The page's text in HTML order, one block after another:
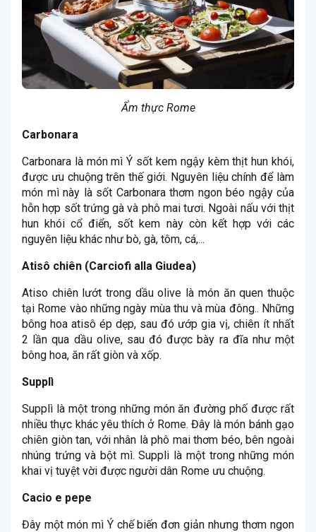
Ẩm thực Rome
Carbonara
Carbonara là món mì Ý sốt kem ngậy kèm thịt hun khói,
được ưu chuộng trên thế giới. Nguyên liệu chính để làm
món mì này là sốt Carbonara thơm ngon béo ngậy của
hỗn hợp sốt trứng gà và phô mai tươi. Ngoài nấu với thịt
hun khói cổ điển, sốt kem này còn kết hợp với các
nguyên liệu khác như bò, gà, tôm, cá,...
Atisô chiên (Carciofi alla Giudea)
Atiso chiên lướt trong dầu olive là món ăn quen thuộc
tại Rome vào những ngày mùa thu và mùa đông.. Những
bông hoa atisô ép dẹp, sau đó ướp gia vị, chiên ít nhất
2 lần qua dầu olive, sau đó được bày ra đĩa như một
bông hoa, ăn rất giòn và xốp.
Supplì
Supplì là một trong những món ăn đường phố được rất
nhiều thực khác yêu thích ở Rome. Đây là món bánh gạo
chiên giòn tan, với nhân là phô mai thơm béo, bên ngoài
nhúng trứng và bột mì. Suppli là một trong những món
khai vị tuyệt vời được người dân Rome ưu chuộng.
Cacio e pepe
Đây một món mì Ý chế biến đơn giản nhưng thơm ngon